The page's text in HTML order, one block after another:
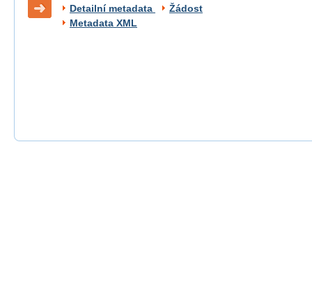
Detailní metadata
Žádost
Metadata XML